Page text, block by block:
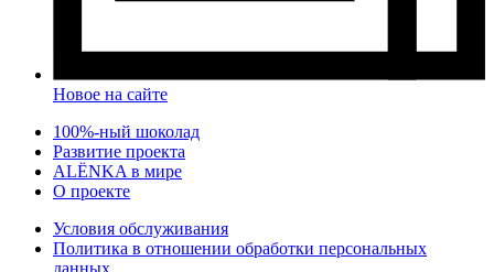
Новое на сайте
100%-ный шоколад
Развитие проекта
ALЁNKA в мире
О проекте
Условия обслуживания
Политика в отношении обработки персональных
данных